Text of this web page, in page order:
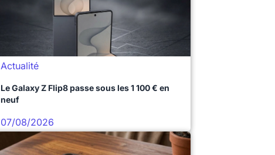
Actualité
Le Galaxy Z Flip8 passe sous les 1 100 € en
neuf
07/08/2026